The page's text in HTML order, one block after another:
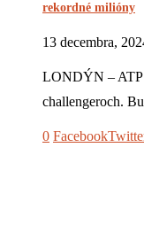
rekordné milióny
13 decembra,
LONDÝN – ATP
challengeroch.
0 Facebook